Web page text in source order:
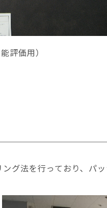
評価用）
グ法を行っており、パ